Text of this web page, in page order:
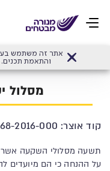
והתאמת
> קרן פנסיה מקיפה >
מסלול
קוד אוצר: 512245812-00000000000168-2016-000
תשעה מסלולי השקעה אשר
על ההנחה כי הם מיועדים